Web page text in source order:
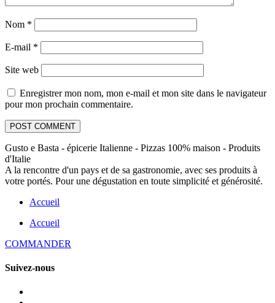
Nom *
E-mail *
Site web
Enregistrer mon nom, mon e-mail et mon site dans le navigateur
pour mon prochain commentaire.
Gusto e Basta - épicerie Italienne - Pizzas 100% maison - Produits
d'Italie
A la rencontre d'un pays et de sa gastronomie, avec ses produits à
votre portés. Pour une dégustation en toute simplicité et générosité.
Accueil
Accueil
COMMANDER
Suivez-nous